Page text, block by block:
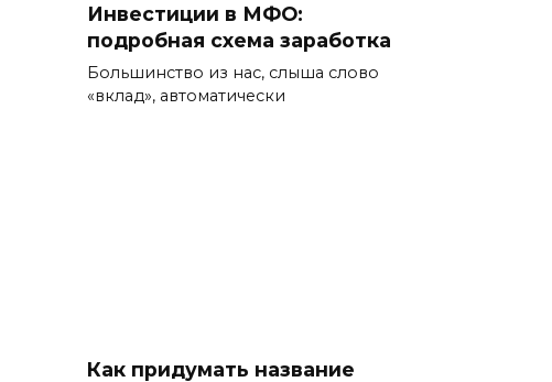
Инвестиции в МФО:
подробная схема заработка
Большинство из нас, слыша слово
«вклад», автоматически
Как придумать название